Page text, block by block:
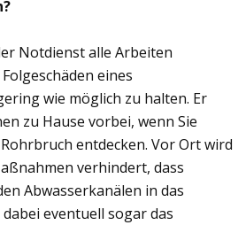
Notdienst alle Arbeiten
eines
wie möglich zu halten. Er
zu Hause vorbei, wenn Sie
entdecken. Vor Ort wird
verhindert, dass
Abwasserkanälen in das
eventuell sogar das